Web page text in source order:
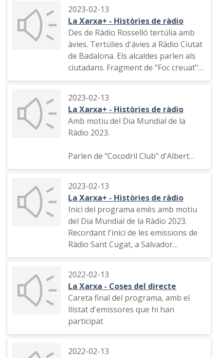
Careta del programa i segon episodi.
La visió masclista i la moral
conservadora que va imperar a la
ràdio del franquisme i post-
franquisme.
Careta del programa i tercer episodi.
La ficció a la ràdio. 'La guerra dels
mons' d'Orson Welles, la versió
original i dues versions fetes a
ràdio catalana. Espai fet amb la
documentació de "Dones a les ones".
2023-02-13
La Xarxa+ - Històries de ràdio
Des de Ràdio Rosselló tertúlia amb
àvies. Tertúlies d'àvies a Ràdio Ciutat
de Badalona. Els alcaldes parlen als
ciutadans. Fragment de "Foc creuat"
amb Josep Cuní a COM Ràdio, Ernest
d'una entrevista de Sílvia Cóppulo a
Felipe González.
2023-02-13
La Xarxa+ - Històries de ràdio
Amb motiu del Dia Mundial de la
Ràdio 2023.
Parlen de "Cocodril Club" d'Albert
Malla, "Beatles Christmas Show" de
Pàmies, d'espais de cuina a la ràdio:
"Obert per vacances" (Karlos
Arguiñano), "El que mengem" de
Llorenç Torrado, "El club dels
assassins" (Santi Santamaria).
2023-02-13
La Xarxa+ - Històries de ràdio
Inici del programa emès amb motiu
del Dia Mundial de la Ràdio 2023.
Recordant l'inici de les emissions de
Ràdio Sant Cugat, a Salvador
Escamilla i Radio-scope i a Núria
2022-02-13
La Xarxa - Coses del directe
Careta final del programa, amb el
llistat d'emissores que hi han
participat
2022-02-13